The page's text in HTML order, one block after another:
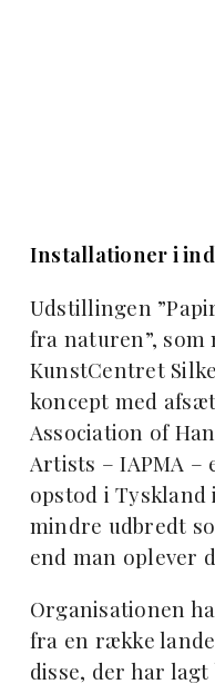
Installationer i
Udstillingen
fra naturen”, som
KunstCentret
koncept med
Association of
Artists – IAPMA –
opstod i Tyskland
mindre udbredt
end man oplever
Organisationen
fra en række
disse, der har